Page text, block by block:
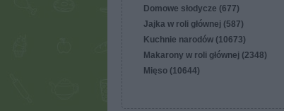
Domowe słodycze (677)
Jajka w roli głównej (587)
Kuchnie narodów (10673)
Makarony w roli głównej (2348)
Mięso (10644)